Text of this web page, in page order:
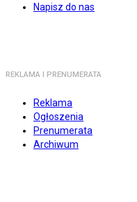
Napisz do nas
REKLAMA I PRENUMERATA
Reklama
Ogłoszenia
Prenumerata
Archiwum